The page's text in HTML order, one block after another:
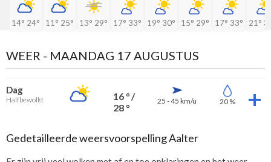
14° 24° 11° 25° 13° 29° 17° 33° 19° 30° 15° 29° 17° 33° 21°
WEER - MAANDAG 17 AUGUSTUS
Dag
Halfbewolkt
16 ° /
28 °
25 - 45 km/u 20 %
Gedetailleerde weersvoorspelling Aalter